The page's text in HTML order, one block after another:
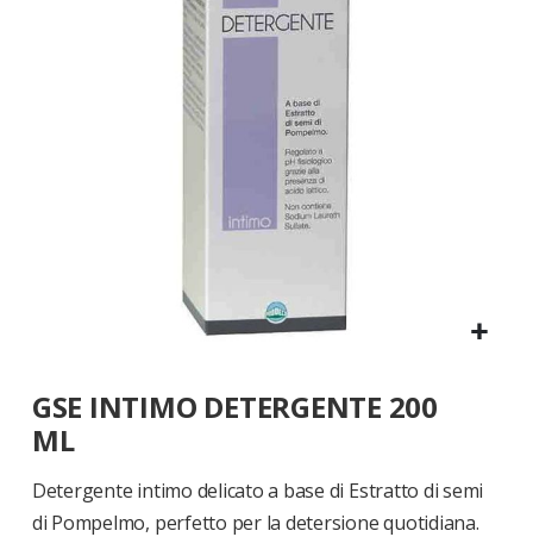
all'inizio
della
galleria
di
immagini
GSE INTIMO DETERGENTE 200
ML
Detergente intimo delicato a base di Estratto di semi
di Pompelmo, perfetto per la detersione quotidiana.